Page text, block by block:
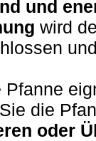
und
wird
Pfanne
die
oder